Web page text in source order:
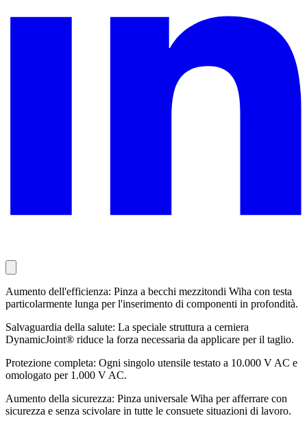
Aumento dell'efficienza: Pinza a becchi mezzitondi Wiha con testa
particolarmente lunga per l'inserimento di componenti in profondità.
Salvaguardia della salute: La speciale struttura a cerniera
DynamicJoint® riduce la forza necessaria da applicare per il taglio.
Protezione completa: Ogni singolo utensile testato a 10.000 V AC e
omologato per 1.000 V AC.
Aumento della sicurezza: Pinza universale Wiha per afferrare con
sicurezza e senza scivolare in tutte le consuete situazioni di lavoro.